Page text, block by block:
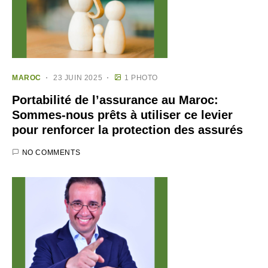
MAROC 23 JUIN 2025 1 PHOTO
Portabilité de l’assurance au Maroc:
Sommes-nous prêts à utiliser ce levier
pour renforcer la protection des assurés
NO COMMENTS